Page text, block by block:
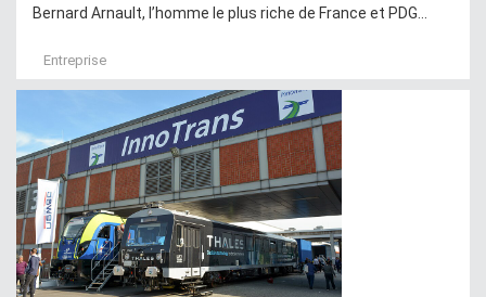
Bernard Arnault, l’homme le plus riche de France et PDG...
Entreprise